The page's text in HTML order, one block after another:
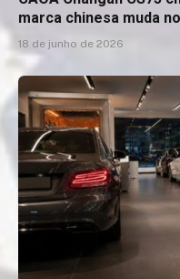
marca chinesa muda
18 de junho de 2026